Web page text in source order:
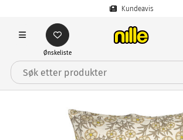
Kundeavis
Ønskeliste